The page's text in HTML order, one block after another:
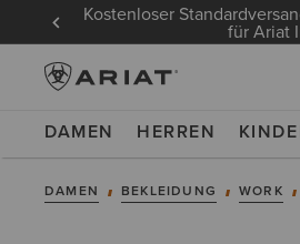
Kostenloser
für Ariat
DAMEN HERREN
DAMEN BEKLEIDUNG WORK